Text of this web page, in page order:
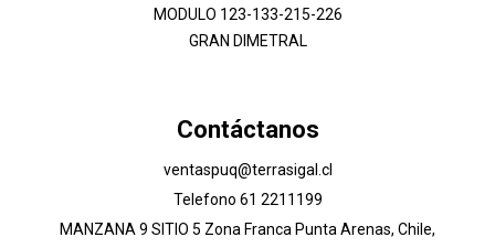
MODULO 123-133-215-226
GRAN DIMETRAL
Contáctanos
ventaspuq@terrasigal.cl
Telefono 61 2211199
MANZANA 9 SITIO 5 Zona Franca Punta Arenas, Chile,